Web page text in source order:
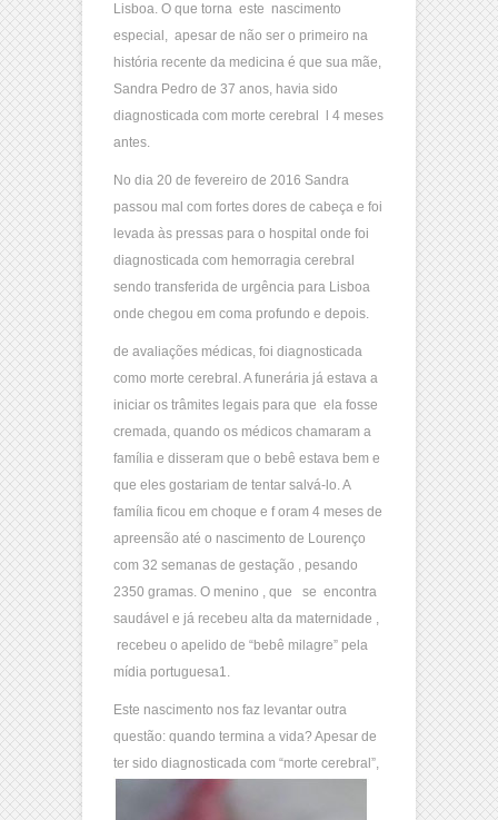
Lisboa. O que torna este nascimento
especial, apesar de não ser o primeiro na
história recente da medicina é que sua mãe,
Sandra Pedro de 37 anos, havia sido
diagnosticada com morte cerebral l 4 meses
antes.
No dia 20 de fevereiro de 2016 Sandra
passou mal com fortes dores de cabeça e foi
levada às pressas para o hospital onde foi
diagnosticada com hemorragia cerebral
sendo transferida de urgência para Lisboa
onde chegou em coma profundo e depois.
de avaliações médicas, foi diagnosticada
como morte cerebral. A funerária já estava a
iniciar os trâmites legais para que ela fosse
cremada, quando os médicos chamaram a
família e disseram que o bebê estava bem e
que eles gostariam de tentar salvá-lo. A
família ficou em choque e f oram 4 meses de
apreensão até o nascimento de Lourenço
com 32 semanas de gestação , pesando
2350 gramas. O menino , que se encontra
saudável e já recebeu alta da maternidade ,
recebeu o apelido de “bebê milagre” pela
mídia portuguesa1.
Este nascimento nos faz levantar outra
questão: quando termina a vida? Apesar de
ter sido diagnosticada com “morte cerebral”,